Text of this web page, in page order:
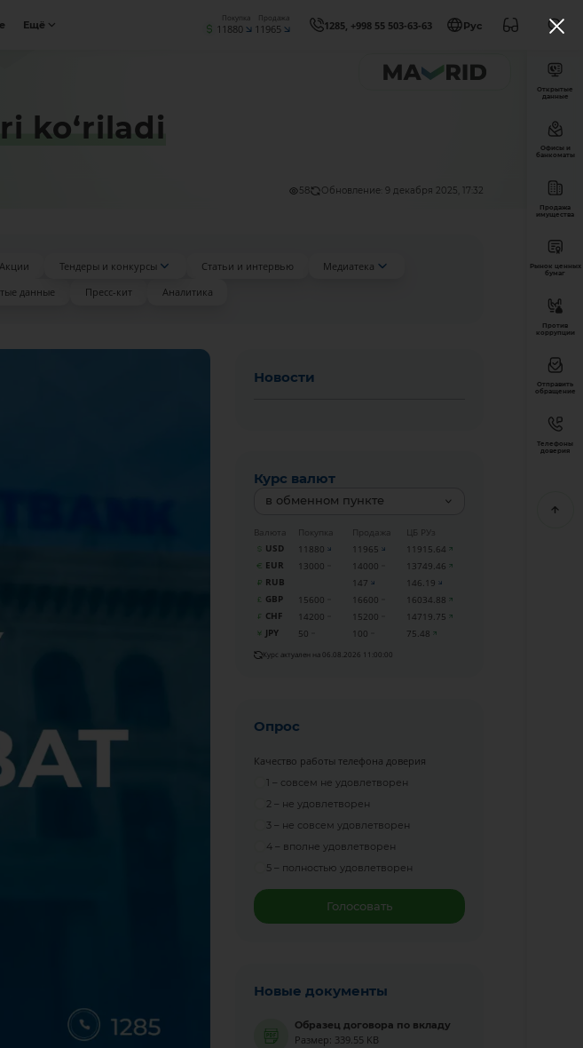
Ещё
Покупка
11880
Продажа
11965 1285, +998 55 503-63-63 Рус
ko‘riladi
58 Обновление: 9 декабря 2025, 17:32
Акции Тендеры и конкурсы Статьи и интервью
Медиатека
данные Пресс-кит Аналитика
Новости
Курс валют
в обменном пункте
Валюта Покупка Продажа
ЦБ РУз
USD
11880 11965
11915.64
EUR
13000 14000
13749.46
RUB
147
146.19
GBP
15600 16600
16034.88
CHF
14200 15200
14719.75
JPY
50 100 75.48
Курс актуален на 06.08.2026 11:00:00
Опрос
Качество работы телефона доверия
1 – совсем не удовлетворен
2 – не удовлетворен
3 – не совсем удовлетворен
4 – вполне удовлетворен
5 – полностью удовлетворен
Голосовать
Новые документы
Образец договора по вкладу
Размер: 339.55 KB
Открытые
данные
Офисы и
банкоматы
Продажа
имущества
Рынок ценных
бумаг
Против
коррупции
Отправить
обращение
Телефоны
доверия